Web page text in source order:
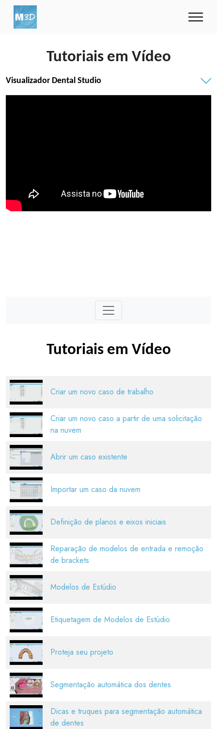
Tutoriais em Vídeo
Visualizador Dental Studio
Tutoriais em Vídeo
Criar um novo caso de trabalho
Criar um novo caso a partir de uma solicitação
na nuvem
Abrir um caso existente
Importar um caso da nuvem
Definição de planos e eixos iniciais
Reparação de modelos de entrada e remoção
de brackets
Modelos de Estúdio
Etiquetagem de Modelos de Estúdio
Proteja seu projeto
Segmentação automática dos dentes
Dicas e truques para segmentação automática
de dentes